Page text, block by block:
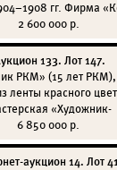
гг. Фирма
2 600 000 р.
133. Лот 147.
РКМ» (15 лет РКМ),
ленты красного
«Художник-
6 850 000 р.
аукцион 14. Лот